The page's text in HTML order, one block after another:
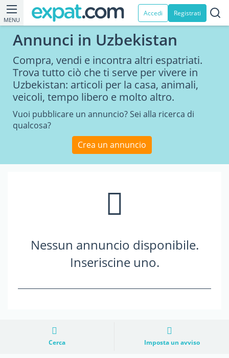
MENU
Accedi Registrati
Annunci in Uzbekistan
Compra, vendi e incontra altri espatriati.
Trova tutto ciò che ti serve per vivere in
Uzbekistan: articoli per la casa, animali,
veicoli, tempo libero e molto altro.
Vuoi pubblicare un annuncio? Sei alla ricerca di
qualcosa?
Crea un annuncio
Nessun annuncio disponibile.
Inseriscine uno.
Cerca Imposta un avviso